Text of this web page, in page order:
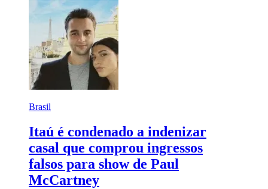
Brasil
Itaú é condenado a indenizar
casal que comprou ingressos
falsos para show de Paul
McCartney